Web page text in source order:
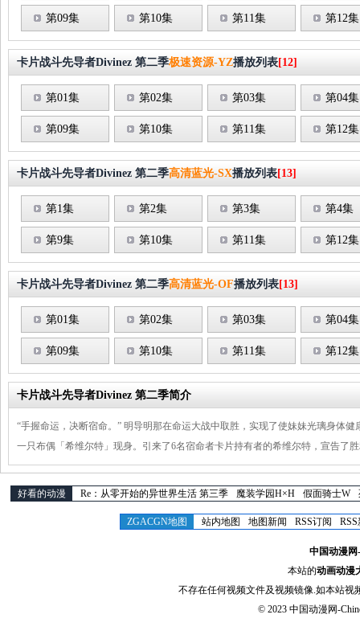
第09集 第10集 第11集 第12集
卡片战斗先导者Divinez 第二季极速资源-YZ播放列表[12]
第01集 第02集 第03集 第04集
第09集 第10集 第11集 第12集
卡片战斗先导者Divinez 第二季高清蓝光-SX播放列表[13]
第1集 第2集 第3集 第4集
第9集 第10集 第11集 第12集
卡片战斗先导者Divinez 第二季高清蓝光-OF播放列表[13]
第01集 第02集 第03集 第04集
第09集 第10集 第11集 第12集
卡片战斗先导者Divinez 第二季简介
“手握命运，决断宿命。” 明导明那在命运大战中取胜，实现了使妹妹光璃身体
一只布偶「希维尔特」现身。引来了6名宿命者卡片持有者的希维尔特，宣告了
好看的动漫 Re：从零开始的异世界生活 第三季 魔装学园H×H 假面骑士W
ZGACGN地图 站内地图 地图新闻 RSS订阅
中国动漫网
本站的动画动漫
不存在任何视频文件及视频镜像.如本站视
© 2023 中国动漫网-